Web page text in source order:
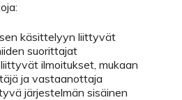
käsittelyyn liittyvät
suorittajat
ilmoitukset, mukaan
ja vastaanottaja
järjestelmän sisäinen